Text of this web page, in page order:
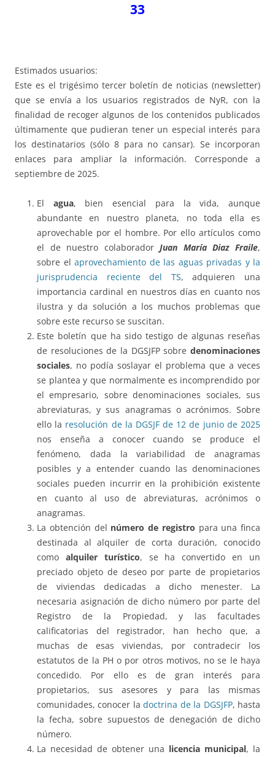
33
Estimados usuarios:
Este es el trigésimo tercer boletín de noticias (newsletter)
que se envía a los usuarios registrados de NyR, con la
finalidad de recoger algunos de los contenidos publicados
últimamente que pudieran tener un especial interés para
los destinatarios (sólo 8 para no cansar). Se incorporan
enlaces para ampliar la información. Corresponde a
septiembre de 2025.
El agua, bien esencial para la vida, aunque
abundante en nuestro planeta, no toda ella es
aprovechable por el hombre. Por ello artículos como
el de nuestro colaboradorJuan María Diaz Fraile,
sobre el aprovechamiento de las aguas privadas y la
jurisprudencia reciente del TS, adquieren una
importancia cardinal en nuestros días en cuanto nos
ilustra y da solución a los muchos problemas que
sobre este recurso se suscitan.
Este boletín que ha sido testigo de algunas reseñas
de resoluciones de la DGSJFP sobre denominaciones
sociales, no podía soslayar el problema que a veces
se plantea y que normalmente es incomprendido por
el empresario, sobre denominaciones sociales, sus
abreviaturas, y sus anagramas o acrónimos. Sobre
ello la resolución de la DGSJF de 12 de junio de 2025
nos enseña a conocer cuando se produce el
fenómeno, dada la variabilidad de anagramas
posibles y a entender cuando las denominaciones
sociales pueden incurrir en la prohibición existente
en cuanto al uso de abreviaturas, acrónimos o
anagramas.
La obtención del número de registro para una finca
destinada al alquiler de corta duración, conocido
como alquiler turístico, se ha convertido en un
preciado objeto de deseo por parte de propietarios
de viviendas dedicadas a dicho menester. La
necesaria asignación de dicho número por parte del
Registro de la Propiedad, y las facultades
calificatorias del registrador, han hecho que, a
muchas de esas viviendas, por contradecir los
estatutos de la PH o por otros motivos, no se le haya
concedido. Por ello es de gran interés para
propietarios, sus asesores y para las mismas
comunidades, conocer ladoctrina de la DGSJFP, hasta
la fecha, sobre supuestos de denegación de dicho
número.
La necesidad de obtener una licencia municipal, la